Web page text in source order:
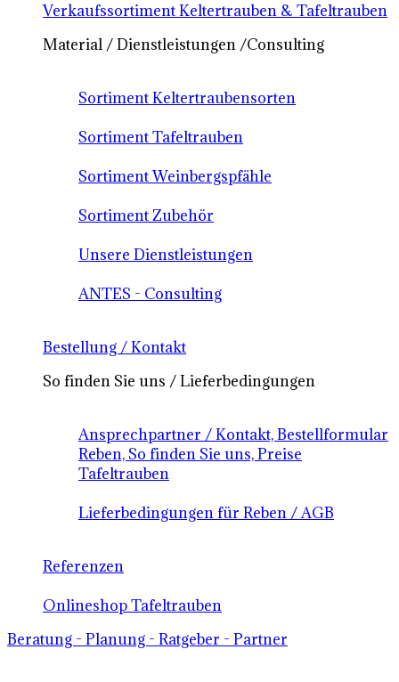
Verkaufssortiment Keltertrauben & Tafeltrauben
Material / Dienstleistungen /Consulting
Sortiment Keltertraubensorten
Sortiment Tafeltrauben
Sortiment Weinbergspfähle
Sortiment Zubehör
Unsere Dienstleistungen
ANTES - Consulting
Bestellung / Kontakt
So finden Sie uns / Lieferbedingungen
Ansprechpartner / Kontakt, Bestellformular
Reben, So finden Sie uns, Preise
Tafeltrauben
Lieferbedingungen für Reben / AGB
Referenzen
Onlineshop Tafeltrauben
Beratung - Planung - Ratgeber - Partner